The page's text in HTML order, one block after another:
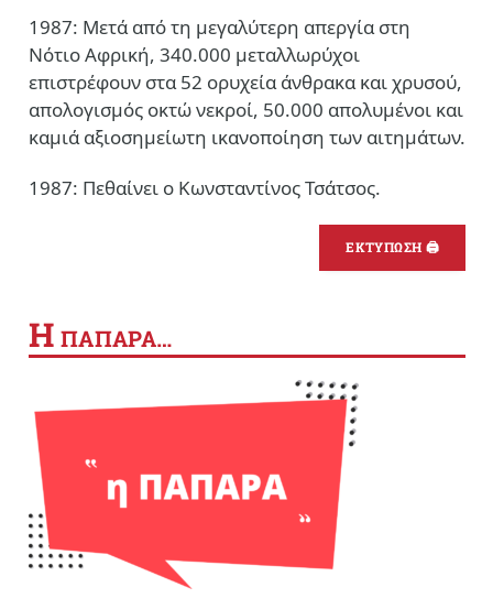
1987: Μετά από τη μεγαλύτερη απεργία στη
Νότιο Αφρική, 340.000 μεταλλωρύχοι
επιστρέφουν στα 52 ορυχεία άνθρακα και χρυσού,
απολογισμός οκτώ νεκροί, 50.000 απολυμένοι και
καμιά αξιοσημείωτη ικανοποίηση των αιτημάτων.
1987: Πεθαίνει ο Κωνσταντίνος Τσάτσος.
ΕΚΤΥΠΩΣΗ 🖨
Η ΠΑΠΑΡΑ…